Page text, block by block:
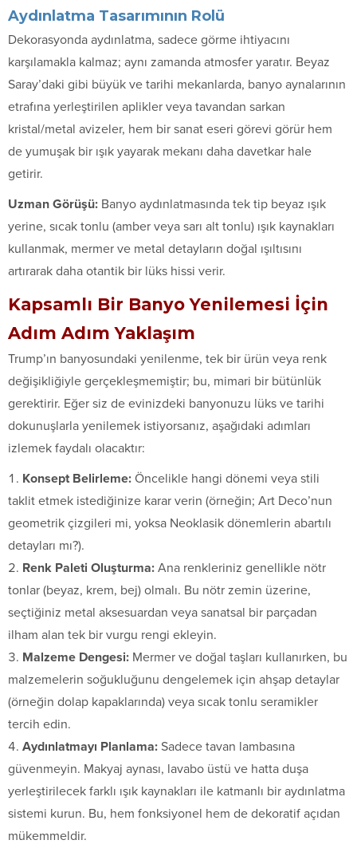
Aydınlatma Tasarımının Rolü
Dekorasyonda aydınlatma, sadece görme ihtiyacını
karşılamakla kalmaz; aynı zamanda atmosfer yaratır. Beyaz
Saray’daki gibi büyük ve tarihi mekanlarda, banyo aynalarının
etrafına yerleştirilen aplikler veya tavandan sarkan
kristal/metal avizeler, hem bir sanat eseri görevi görür hem
de yumuşak bir ışık yayarak mekanı daha davetkar hale
getirir.
Uzman Görüşü: Banyo aydınlatmasında tek tip beyaz ışık
yerine, sıcak tonlu (amber veya sarı alt tonlu) ışık kaynakları
kullanmak, mermer ve metal detayların doğal ışıltısını
artırarak daha otantik bir lüks hissi verir.
Kapsamlı Bir Banyo Yenilemesi İçin
Adım Adım Yaklaşım
Trump’ın banyosundaki yenilenme, tek bir ürün veya renk
değişikliğiyle gerçekleşmemiştir; bu, mimari bir bütünlük
gerektirir. Eğer siz de evinizdeki banyonuzu lüks ve tarihi
dokunuşlarla yenilemek istiyorsanız, aşağıdaki adımları
izlemek faydalı olacaktır:
Konsept Belirleme: Öncelikle hangi dönemi veya stili
taklit etmek istediğinize karar verin (örneğin; Art Deco’nun
geometrik çizgileri mi, yoksa Neoklasik dönemlerin abartılı
detayları mı?).
Renk Paleti Oluşturma: Ana renkleriniz genellikle nötr
tonlar (beyaz, krem, bej) olmalı. Bu nötr zemin üzerine,
seçtiğiniz metal aksesuardan veya sanatsal bir parçadan
ilham alan tek bir vurgu rengi ekleyin.
Malzeme Dengesi: Mermer ve doğal taşları kullanırken, bu
malzemelerin soğukluğunu dengelemek için ahşap detaylar
(örneğin dolap kapaklarında) veya sıcak tonlu seramikler
tercih edin.
Aydınlatmayı Planlama: Sadece tavan lambasına
güvenmeyin. Makyaj aynası, lavabo üstü ve hatta duşa
yerleştirilecek farklı ışık kaynakları ile katmanlı bir aydınlatma
sistemi kurun. Bu, hem fonksiyonel hem de dekoratif açıdan
mükemmeldir.